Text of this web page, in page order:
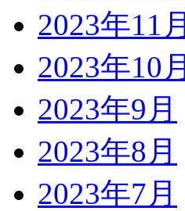
2023年11月
2023年10月
2023年9月
2023年8月
2023年7月